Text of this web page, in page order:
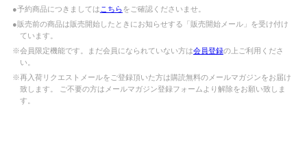
●予約商品につきましては こちらをご確認くださいませ。
●販売前の商品は販売開始したときにお知らせする「販売開始メール」を受け付け
ています。
※会員限定機能です。まだ会員になられていない方は会員登録の上ご利用くださ
い。
※再入荷リクエストメールをご登録頂いた方は購読無料のメールマガジンをお届け
致します。 ご不要の方はメールマガジン登録フォームより解除をお願い致しま
す。